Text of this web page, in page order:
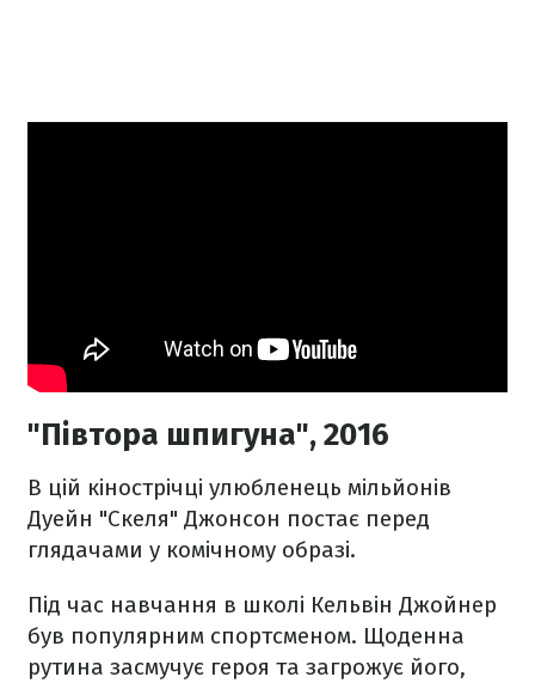
"Півтора шпигуна", 2016
В цій кінострічці улюбленець мільйонів
Дуейн "Скеля" Джонсон постає перед
глядачами у комічному образі.
Під час навчання в школі Кельвін Джойнер
був популярним спортсменом. Щоденна
рутина засмучує героя та загрожує його,